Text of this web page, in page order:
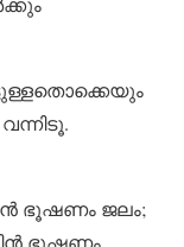
ഭൂഷണം ജലം;
ഭൂഷണം